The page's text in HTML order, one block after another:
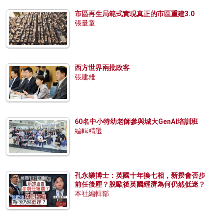
市區再生局範式實現真正的市區重建3.0
張量童
西方世界兩批政客
張建雄
60名中小特幼老師參與城大GenAI培訓班
編輯精選
孔永樂博士：英國十年換七相，新揆會否步
前任後塵？脫歐後英國經濟為何仍然低迷？
本社編輯部